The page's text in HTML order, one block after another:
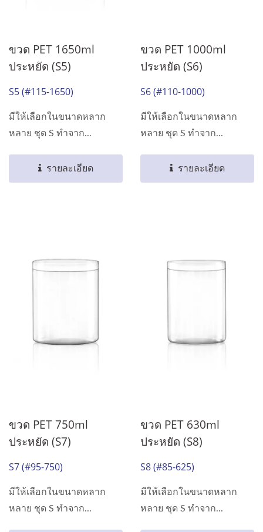
ขวด PET 1650ml
ประหยัด (S5)
S5 (#115-1650)
มีให้เลือกในขนาดหลาก
หลาย ชุด S ทำจาก...
รายละเอียด
ขวด PET 1000ml
ประหยัด (S6)
S6 (#110-1000)
มีให้เลือกในขนาดหลาก
หลาย ชุด S ทำจาก...
รายละเอียด
ขวด PET 750ml
ประหยัด (S7)
S7 (#95-750)
มีให้เลือกในขนาดหลาก
หลาย ชุด S ทำจาก...
ขวด PET 630ml
ประหยัด (S8)
S8 (#85-625)
มีให้เลือกในขนาดหลาก
หลาย ชุด S ทำจาก...